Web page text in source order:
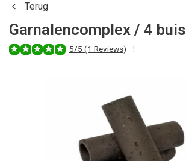
Terug
Garnalencomplex / 4 buis
5/5 (1 Reviews)